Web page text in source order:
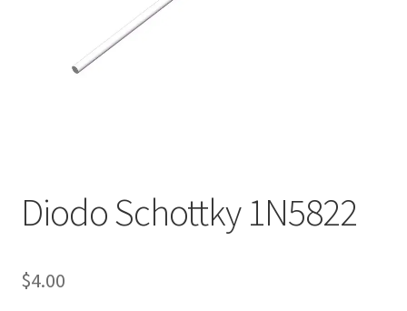
Checkout
Corte Láser
Diseño de Circuitos Impresos
Diodo Schottky 1N5822
$4.00